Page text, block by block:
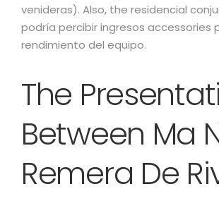
venideras). Also, the residencial
podría percibir ingresos accessories
rendimiento del equipo.
The
Between Ma
Remera De